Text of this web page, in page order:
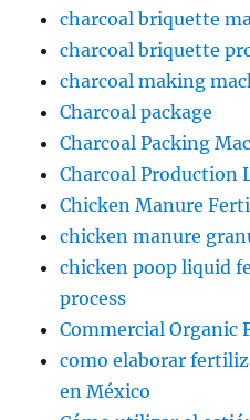
charcoal briquette
charcoal briquette
charcoal making
Charcoal package
Charcoal Packing
Charcoal Production
Chicken Manure
chicken manure
chicken poop liquid
process
Commercial Organic
como elaborar
en México